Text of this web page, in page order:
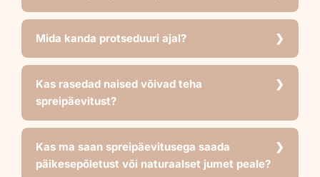
Mida kanda protseduuri ajal?
Kas rasedad naised võivad teha
spreipäevitust?
Kas ma saan spreipäevitusega saada
päikesepõletust või naturaalset jumet peale?